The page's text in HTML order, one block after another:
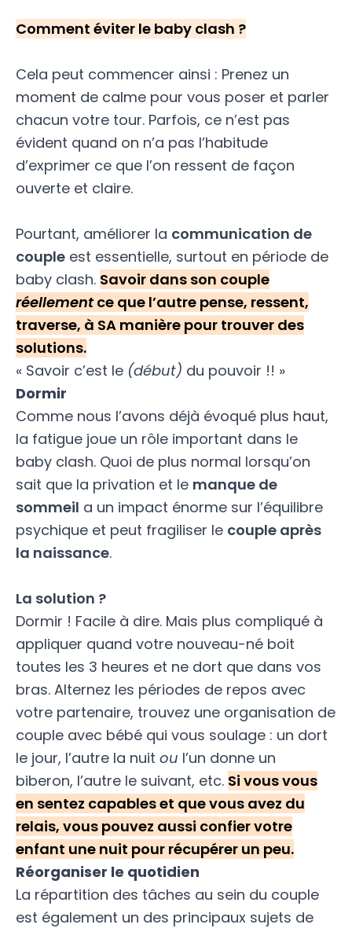
Comment éviter le baby clash ?
Cela peut commencer ainsi : Prenez un
moment de calme pour vous poser et parler
chacun votre tour. Parfois, ce n’est pas
évident quand on n’a pas l’habitude
d’exprimer ce que l’on ressent de façon
ouverte et claire.
Pourtant, améliorer la communication de
couple est essentielle, surtout en période de
baby clash. Savoir dans son couple
réellementce que l’autre pense, ressent,
traverse, à SA manière pour trouver des
solutions.
« Savoir c’est le (début) du pouvoir !! »
Dormir
Comme nous l’avons déjà évoqué plus haut,
la fatigue joue un rôle important dans le
baby clash. Quoi de plus normal lorsqu’on
sait que la privation et le manque de
sommeil a un impact énorme sur l’équilibre
psychique et peut fragiliser le couple après
la naissance.
La solution ?
Dormir ! Facile à dire. Mais plus compliqué à
appliquer quand votre nouveau-né boit
toutes les 3 heures et ne dort que dans vos
bras. Alternez les périodes de repos avec
votre partenaire, trouvez une organisation de
couple avec bébé qui vous soulage : un dort
le jour, l’autre la nuit ou l’un donne un
biberon, l’autre le suivant, etc. Si vous vous
en sentez capables et que vous avez du
relais, vous pouvez aussi confier votre
enfant une nuit pour récupérer un peu.
Réorganiser le quotidien
La répartition des tâches au sein du couple
est également un des principaux sujets de